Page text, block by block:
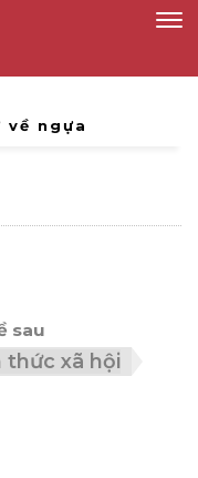
ngựa
sau
thức xã hội